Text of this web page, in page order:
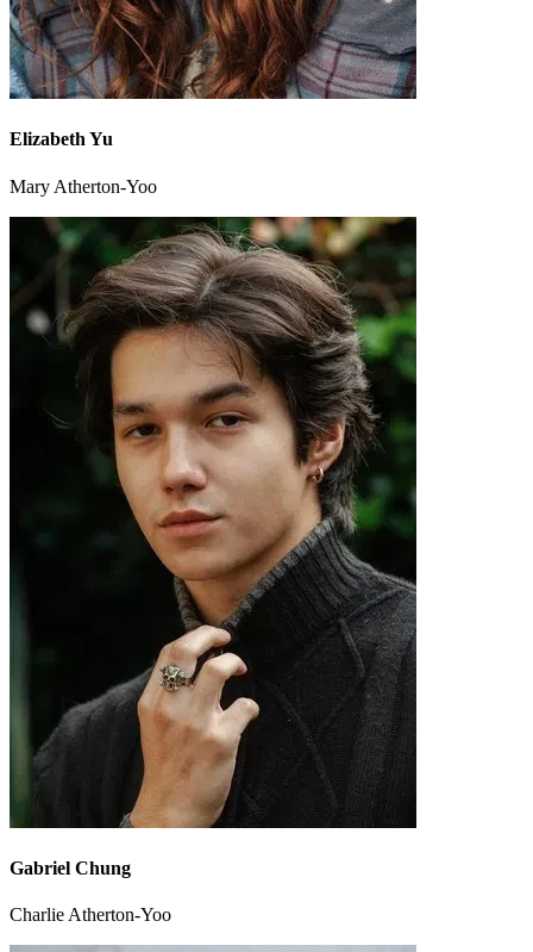
Elizabeth Yu
Mary Atherton-Yoo
Gabriel Chung
Charlie Atherton-Yoo